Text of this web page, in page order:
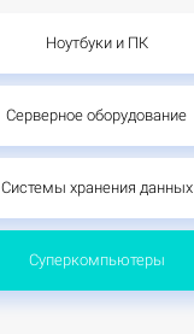
Ноутбуки и ПК
Серверное оборудование
Системы хранения данных
Суперкомпьютеры